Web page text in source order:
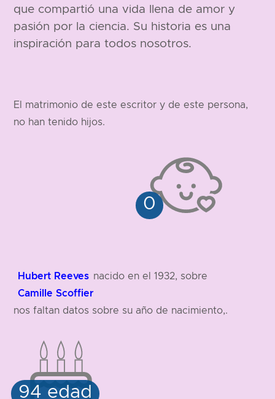
que compartió una vida llena de amor y
pasión por la ciencia. Su historia es una
inspiración para todos nosotros.
El matrimonio de este escritor y de este persona,
no han tenido hijos.
Hubert Reeves nacido en el 1932, sobre
Camille Scoffier
nos faltan datos sobre su año de nacimiento,.